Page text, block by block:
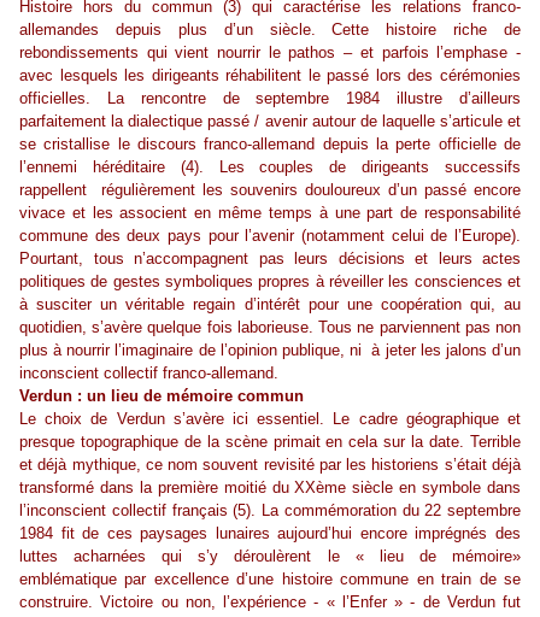
Histoire hors du commun (3) qui caractérise les relations franco-
allemandes depuis plus d’un siècle. Cette histoire riche de
rebondissements qui vient nourrir le pathos – et parfois l’emphase -
avec lesquels les dirigeants réhabilitent le passé lors des cérémonies
officielles. La rencontre de septembre 1984 illustre d’ailleurs
parfaitement la dialectique passé / avenir autour de laquelle s’articule et
se cristallise le discours franco-allemand depuis la perte officielle de
l’ennemi héréditaire (4). Les couples de dirigeants successifs
rappellent régulièrement les souvenirs douloureux d’un passé encore
vivace et les associent en même temps à une part de responsabilité
commune des deux pays pour l’avenir (notamment celui de l’Europe).
Pourtant, tous n’accompagnent pas leurs décisions et leurs actes
politiques de gestes symboliques propres à réveiller les consciences et
à susciter un véritable regain d’intérêt pour une coopération qui, au
quotidien, s’avère quelque fois laborieuse. Tous ne parviennent pas non
plus à nourrir l’imaginaire de l’opinion publique, ni à jeter les jalons d’un
inconscient collectif franco-allemand.
Verdun : un lieu de mémoire commun
Le choix de Verdun s’avère ici essentiel. Le cadre géographique et
presque topographique de la scène primait en cela sur la date. Terrible
et déjà mythique, ce nom souvent revisité par les historiens s’était déjà
transformé dans la première moitié du XXème siècle en symbole dans
l’inconscient collectif français (5). La commémoration du 22 septembre
1984 fit de ces paysages lunaires aujourd’hui encore imprégnés des
luttes acharnées qui s’y déroulèrent le « lieu de mémoire»
emblématique par excellence d’une histoire commune en train de se
construire. Victoire ou non, l’expérience - « l’Enfer » - de Verdun fut